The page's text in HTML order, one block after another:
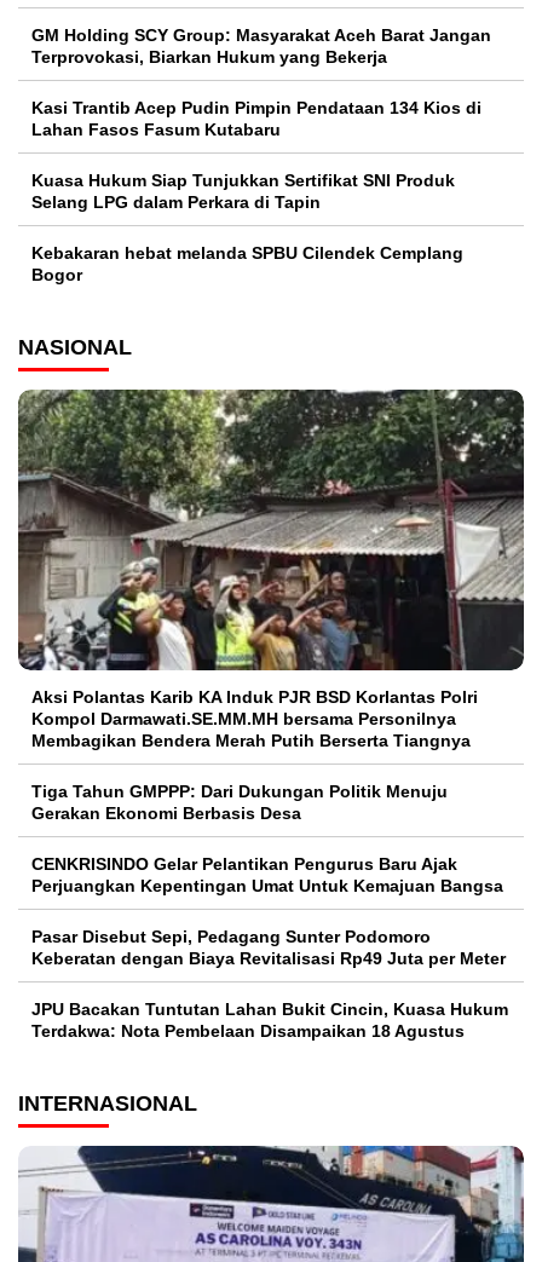
GM Holding SCY Group: Masyarakat Aceh Barat Jangan
Terprovokasi, Biarkan Hukum yang Bekerja
Kasi Trantib Acep Pudin Pimpin Pendataan 134 Kios di
Lahan Fasos Fasum Kutabaru
Kuasa Hukum Siap Tunjukkan Sertifikat SNI Produk
Selang LPG dalam Perkara di Tapin
Kebakaran hebat melanda SPBU Cilendek Cemplang
Bogor
NASIONAL
Aksi Polantas Karib KA Induk PJR BSD Korlantas Polri
Kompol Darmawati.SE.MM.MH bersama Personilnya
Membagikan Bendera Merah Putih Berserta Tiangnya
Tiga Tahun GMPPP: Dari Dukungan Politik Menuju
Gerakan Ekonomi Berbasis Desa
CENKRISINDO Gelar Pelantikan Pengurus Baru Ajak
Perjuangkan Kepentingan Umat Untuk Kemajuan Bangsa
Pasar Disebut Sepi, Pedagang Sunter Podomoro
Keberatan dengan Biaya Revitalisasi Rp49 Juta per Meter
JPU Bacakan Tuntutan Lahan Bukit Cincin, Kuasa Hukum
Terdakwa: Nota Pembelaan Disampaikan 18 Agustus
INTERNASIONAL